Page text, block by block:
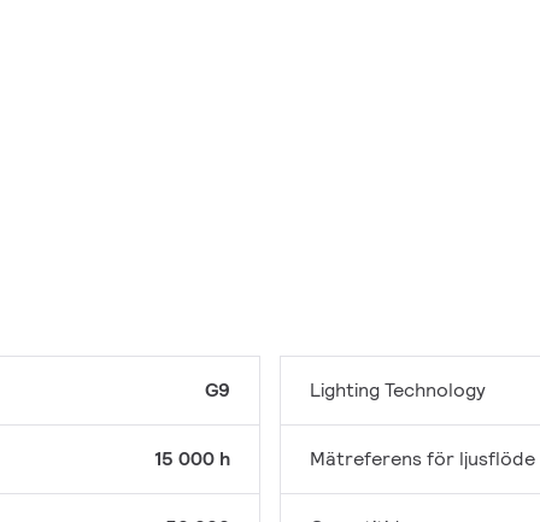
G9
15 000 h
Lighting Technology
Mätreferens för ljusflöde